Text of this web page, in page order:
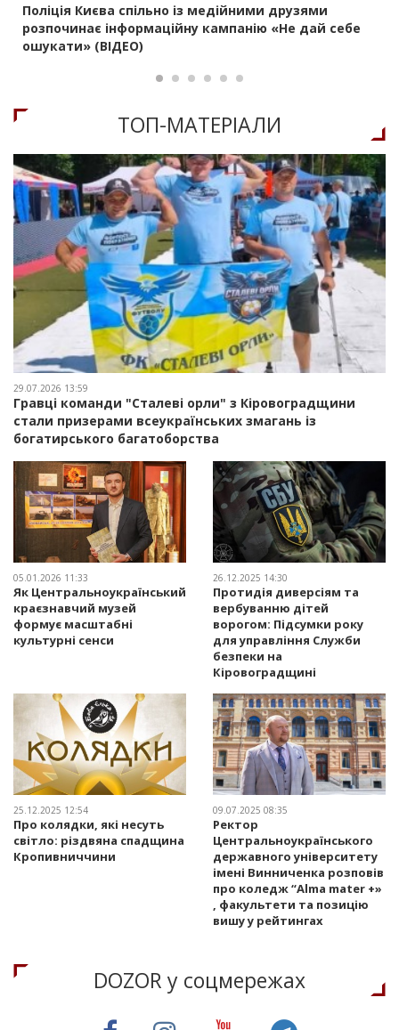
Поліція Києва спільно із медійними друзями
розпочинає інформаційну кампанію «Не дай себе
ошукати» (ВІДЕО)
ТОП-МАТЕРIАЛИ
29.07.2026 13:59
Гравці команди "Сталеві орли" з Кіровоградщини
стали призерами всеукраїнських змагань із
богатирського багатоборства
05.01.2026 11:33
Як Центральноукраїнський
краєзнавчий музей
формує масштабні
культурні сенси
26.12.2025 14:30
Протидія диверсіям та
вербуванню дітей
ворогом: Підсумки року
для управління Служби
безпеки на
Кіровоградщині
25.12.2025 12:54
Про колядки, які несуть
світло: різдвяна спадщина
Кропивниччини
09.07.2025 08:35
Ректор
Центральноукраїнського
державного університету
імені Винниченка розповів
про коледж “Alma mater +»
, факультети та позицію
вишу у рейтингах
DOZOR у соцмережах